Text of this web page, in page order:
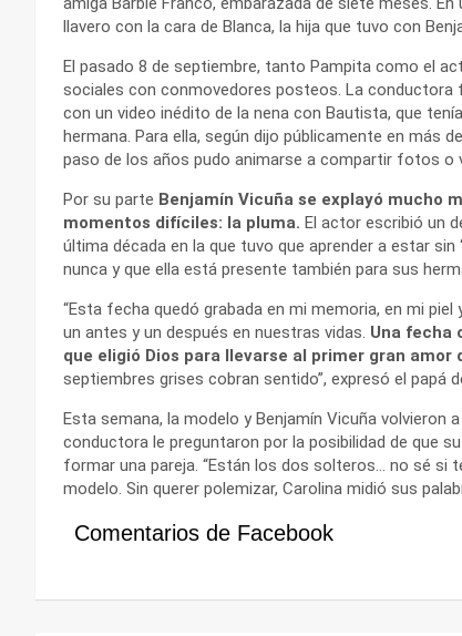
llavero con la cara de Blanca, la hija que tuvo con
El pasado 8 de septiembre, tanto Pampita como el
sociales con conmovedores posteos. La conductora
con un video inédito de la nena con Bautista, que
hermana. Para ella, según dijo públicamente en más
paso de los años pudo animarse a compartir fotos o
Por su parte Benjamín Vicuña se explayó mucho
momentos difíciles: la pluma. El actor escribió un
última década en la que tuvo que aprender a estar
nunca y que ella está presente también para sus
“Esta fecha quedó grabada en mi memoria, en mi
un antes y un después en nuestras vidas. Una fecha
que eligió Dios para llevarse al primer gran amor
septiembres grises cobran sentido”, expresó el papá
Esta semana, la modelo y Benjamín Vicuña volvieron
conductora le preguntaron por la posibilidad de que
formar una pareja. “Están los dos solteros… no sé si
modelo. Sin querer polemizar, Carolina midió sus
Comentarios de Facebook